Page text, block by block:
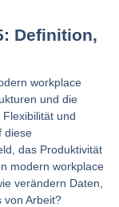
Definition,
workplace
und die
und
diese
das Produktivität
modern workplace
verändern Daten,
von Arbeit?